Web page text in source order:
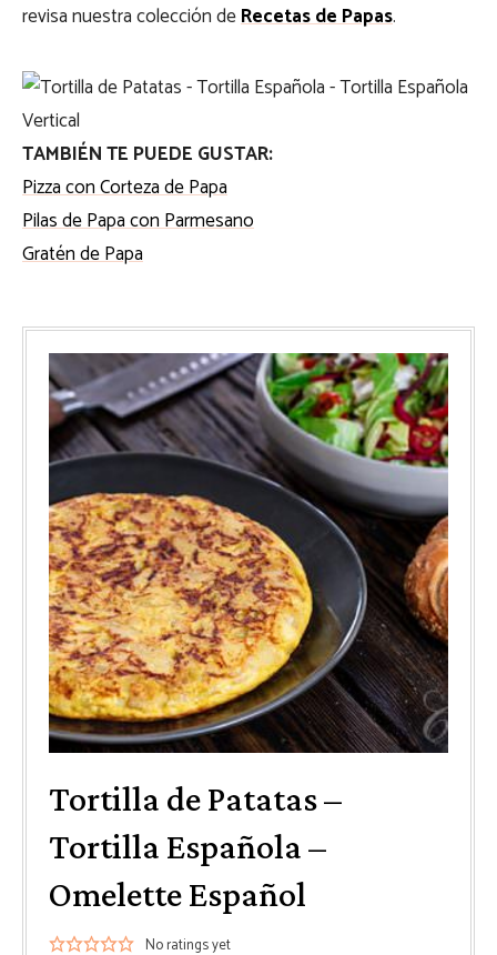
revisa nuestra colección deRecetas de Papas.
TAMBIÉN TE PUEDE GUSTAR:
Pizza con Corteza de Papa
Pilas de Papa con Parmesano
Gratén de Papa
Tortilla de Patatas –
Tortilla Española –
Omelette Español
No ratings yet